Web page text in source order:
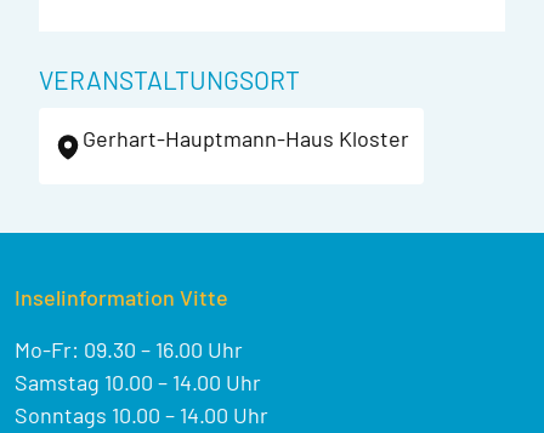
VERANSTALTUNGSORT
Gerhart-Hauptmann-Haus Kloster
Inselinformation Vitte
Mo-Fr: 09.30 – 16.00 Uhr
Samstag 10.00 – 14.00 Uhr
Sonntags 10.00 – 14.00 Uhr